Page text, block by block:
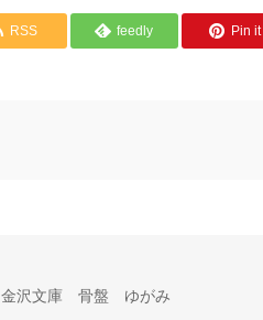
RSS feedly Pin it
金沢文庫 骨盤 ゆがみ